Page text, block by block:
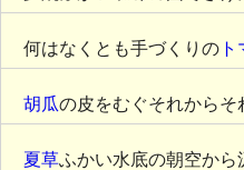
何はなくとも手づくりの ト
胡瓜の皮をむぐそれからそ
夏草ふかい水底の朝空から